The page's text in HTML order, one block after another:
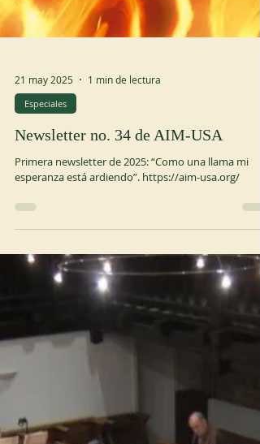
21 may 2025 1 min de lectura
Especiales
Newsletter no. 34 de AIM-USA
Primera newsletter de 2025: “Como una llama mi
esperanza está ardiendo”. https://aim-usa.org/